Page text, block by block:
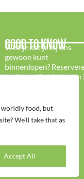
worldly food, but
We’ll take that as
Accept All
GOOD TO KNOW
Wist je dat je bij ons
gewoon kunt
binnenlopen?
is niet nodig – iedereen